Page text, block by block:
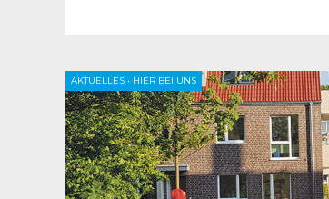
AKTUELLES • HIER BEI UNS